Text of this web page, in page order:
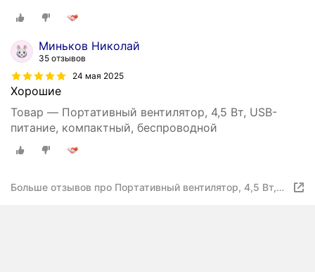
Миньков Николай
35 отзывов
24 мая 2025
Хорошие
Товар — Портативный вентилятор, 4,5 Вт, USB-
питание, компактный, беспроводной
Больше отзывов про Портативный вентилятор, 4,5 Вт,